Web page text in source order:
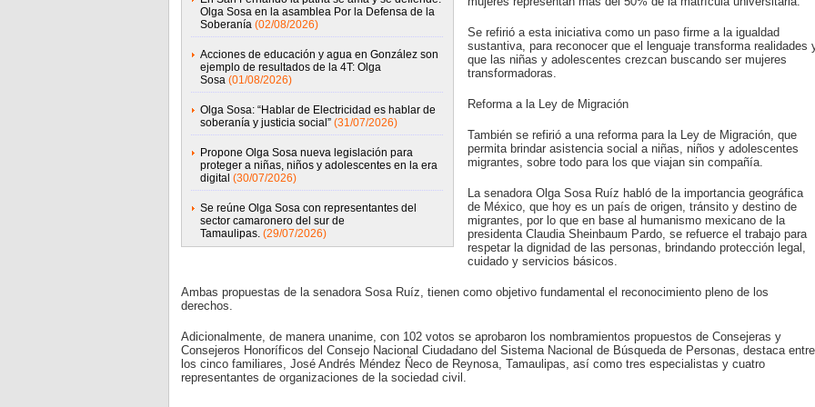
Olga Sosa en la asamblea Por la Defensa de la
Soberanía (02/08/2026)
Acciones de educación y agua en González son
ejemplo de resultados de la 4T: Olga
Sosa (01/08/2026)
Olga Sosa: “Hablar de Electricidad es hablar de
soberanía y justicia social” (31/07/2026)
Propone Olga Sosa nueva legislación para
proteger a niñas, niños y adolescentes en la era
digital (30/07/2026)
Se reúne Olga Sosa con representantes del
sector camaronero del sur de
Tamaulipas. (29/07/2026)
Se refirió a esta iniciativa como un paso firme a la igualdad
sustantiva, para reconocer que el lenguaje transforma realidades
que las niñas y adolescentes crezcan buscando ser mujeres
transformadoras.
Reforma a la Ley de Migración
También se refirió a una reforma para la Ley de Migración, que
permita brindar asistencia social a niñas, niños y adolescentes
migrantes, sobre todo para los que viajan sin compañía.
La senadora Olga Sosa Ruíz habló de la importancia geográfica
de México, que hoy es un país de origen, tránsito y destino de
migrantes, por lo que en base al humanismo mexicano de la
presidenta Claudia Sheinbaum Pardo, se refuerce el trabajo para
respetar la dignidad de las personas, brindando protección legal,
cuidado y servicios básicos.
Ambas propuestas de la senadora Sosa Ruíz, tienen como objetivo fundamental el reconocimiento pleno de los
derechos.
Adicionalmente, de manera unanime, con 102 votos se aprobaron los nombramientos propuestos de Consejeras y
Consejeros Honoríficos del Consejo Nacional Ciudadano del Sistema Nacional de Búsqueda de Personas, destaca entre
los cinco familiares, José Andrés Méndez Ñeco de Reynosa, Tamaulipas, así como tres especialistas y cuatro
representantes de organizaciones de la sociedad civil.